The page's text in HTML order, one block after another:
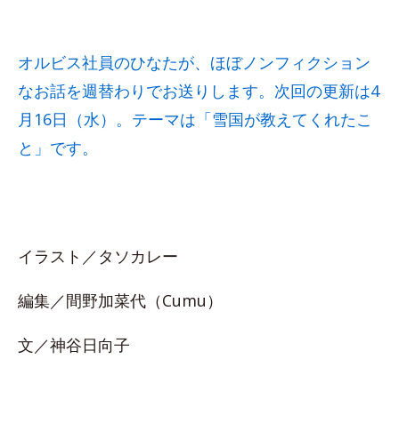
オルビス社員のひなたが、ほぼノンフィクション
なお話を週替わりでお送りします。次回の更新は4
月16日（水）。テーマは「雪国が教えてくれたこ
と」です。
イラスト／タソカレー
編集／間野加菜代（Cumu）
文／神谷日向子